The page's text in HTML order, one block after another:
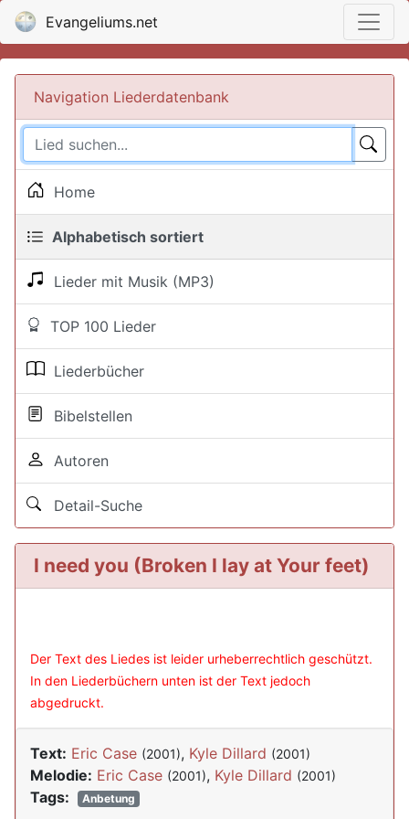
Evangeliums.net
Navigation Liederdatenbank
Home
Alphabetisch sortiert
Lieder mit Musik (MP3)
TOP 100 Lieder
Liederbücher
Bibelstellen
Autoren
Detail-Suche
I need you (Broken I lay at Your feet)
Der Text des Liedes ist leider urheberrechtlich geschützt.
In den Liederbüchern unten ist der Text jedoch
abgedruckt.
Text: Eric Case (2001), Kyle Dillard (2001)
Melodie: Eric Case (2001), Kyle Dillard (2001)
Tags: Anbetung